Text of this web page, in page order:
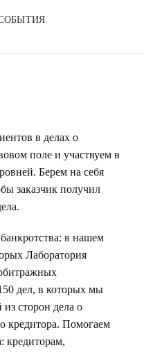
в делах о
поле и участвуем в
Берем на себя
заказчик получил
в нашем
Лаборатория
дел, в которых мы
сторон дела о
кредитора. Помогаем
кредиторам,